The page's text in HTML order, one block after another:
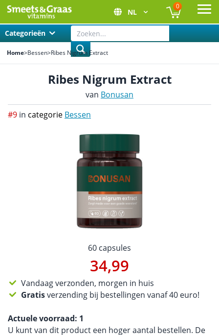
NL
0
Categorieën
Home>Bessen>Ribes Nigrum Extract
Ribes Nigrum Extract
van Bonusan
#9 in categorie Bessen
60 capsules
34,99
Vandaag verzonden, morgen in huis
Gratisverzending bij bestellingen vanaf 40 euro!
Actuele voorraad: 1
U kunt van dit product een hoger aantal bestellen. De